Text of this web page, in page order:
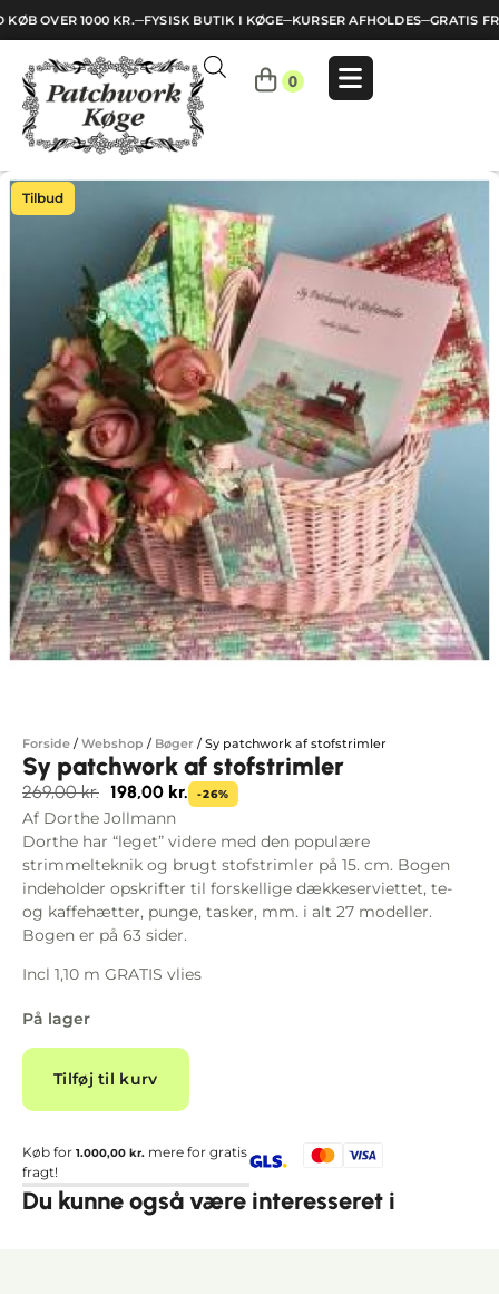
OVER 1000 KR.─FYSISK BUTIK I KØGE─KURSER AFHOLDES─GRATIS
0
Indkøbskurv
Din
kurv
tom.
Tilbud
Forside / Webshop / Bøger / Sy patchwork af stofstrimler
Sy patchwork af stofstrimler
269,00kr. 198,00 kr. -26%
Af Dorthe Jollmann
Dorthe har “leget” videre med den populære
strimmelteknik og brugt stofstrimler på 15. cm. Bogen
indeholder opskrifter til forskellige dækkeserviettet, te-
og kaffehætter, punge, tasker, mm. i alt 27 modeller.
Bogen er på 63 sider.
Incl 1,10 m GRATIS vlies
På lager
Tilføj til kurv
Alternative:
Køb for 1.000,00 kr. mere for gratis
fragt!
Du kunne også være interesseret i